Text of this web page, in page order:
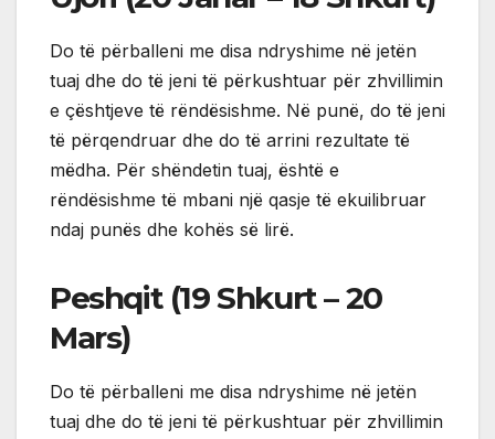
Do të përballeni me disa ndryshime në jetën
tuaj dhe do të jeni të përkushtuar për zhvillimin
e çështjeve të rëndësishme. Në punë, do të jeni
të përqendruar dhe do të arrini rezultate të
mëdha. Për shëndetin tuaj, është e
rëndësishme të mbani një qasje të ekuilibruar
ndaj punës dhe kohës së lirë.
Peshqit (19 Shkurt – 20
Mars)
Do të përballeni me disa ndryshime në jetën
tuaj dhe do të jeni të përkushtuar për zhvillimin